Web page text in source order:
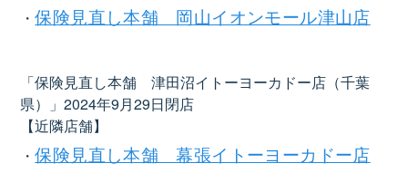
・保険見直し本舗 岡山イオンモール津山店
「保険見直し本舗 津田沼イトーヨーカドー店（千葉
県）」2024年9月29日閉店
【近隣店舗】
・保険見直し本舗 幕張イトーヨーカドー店